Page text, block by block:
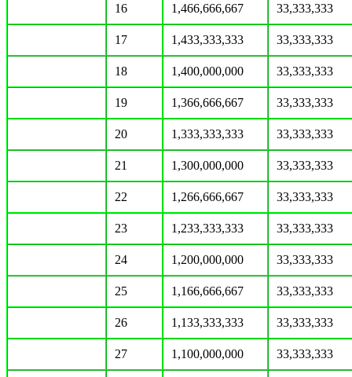
16 1,466,666,667 33,333,333
17 1,433,333,333 33,333,333
18 1,400,000,000 33,333,333
19 1,366,666,667 33,333,333
20 1,333,333,333 33,333,333
21 1,300,000,000 33,333,333
22 1,266,666,667 33,333,333
23 1,233,333,333 33,333,333
24 1,200,000,000 33,333,333
25 1,166,666,667 33,333,333
26 1,133,333,333 33,333,333
27 1,100,000,000 33,333,333